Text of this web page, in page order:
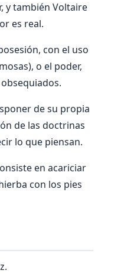
y también Voltaire
es real.
con el uso
o el poder,
de su propia
de las doctrinas
lo que piensan.
en acariciar
con los pies